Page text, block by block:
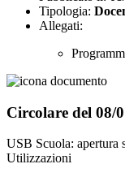
Tipologia:
Allegati:
Circolare del 08/
USB Scuola: apertura
Utilizzazioni